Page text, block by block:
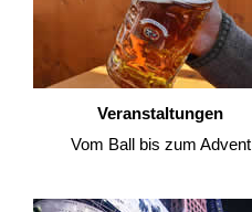
Veranstaltungen
Vom Ball bis zum Advent